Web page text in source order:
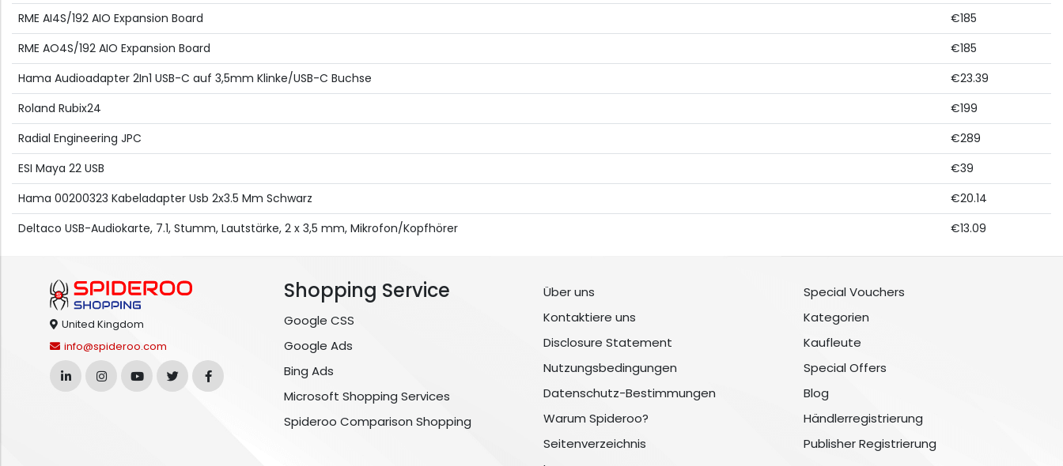
RME AI4S/192 AIO Expansion Board
€185
RME AO4S/192 AIO Expansion Board
€185
Hama Audioadapter 2In1 USB-C auf 3,5mm Klinke/USB-C Buchse
€23.39
Roland Rubix24
€199
Radial Engineering JPC
€289
ESI Maya 22 USB
€39
Hama 00200323 Kabeladapter Usb 2x3.5 Mm Schwarz
€20.14
Deltaco USB-Audiokarte, 7.1, Stumm, Lautstärke, 2 x 3,5 mm, Mikrofon/Kopfhörer
€13.09
United Kingdom
info@spideroo.com
Shopping Service
Google CSS
Google Ads
Bing Ads
Microsoft Shopping Services
Spideroo Comparison Shopping
Über uns
Kontaktiere uns
Disclosure Statement
Nutzungsbedingungen
Datenschutz-Bestimmungen
Warum Spideroo?
Seitenverzeichnis
Special Vouchers
Kategorien
Kaufleute
Special Offers
Blog
Händlerregistrierung
Publisher Registrierung